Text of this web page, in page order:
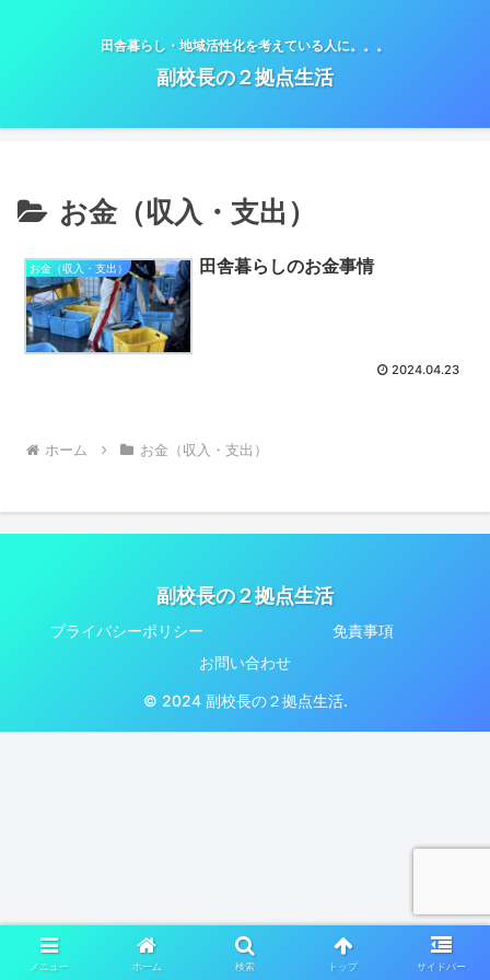
田舎暮らし・地域活性化を考えている人に。。。
副校長の２拠点生活
お金（収入・支出）
お金（収入・支出） 田舎暮らしのお金事情
2024.04.23
ホーム お金（収入・支出）
副校長の２拠点生活
プライバシーポリシー
免責事項
お問い合わせ
© 2024 副校長の２拠点生活.
メニュー ホーム 検索 トップ サイドバー